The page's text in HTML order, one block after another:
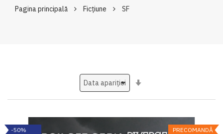
Pagina principală Ficțiune SF
PRECOMANDĂ
-50%